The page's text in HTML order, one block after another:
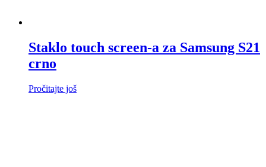
Staklo touch screen-a za Samsung S21
crno
Pročitajte još